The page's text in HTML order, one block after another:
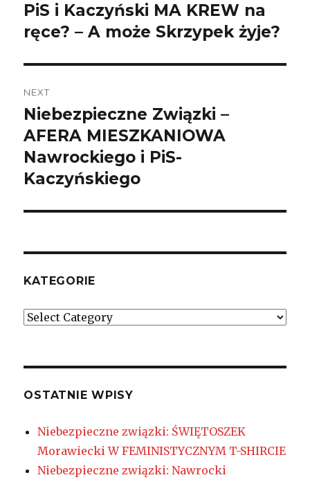
post:
PiS i Kaczyński MA KREW na
ręce? – A może Skrzypek żyje?
NEXT
Next
post:
Niebezpieczne Związki –
AFERA MIESZKANIOWA
Nawrockiego i PiS-
Kaczyńskiego
KATEGORIE
Kategorie
OSTATNIE WPISY
Niebezpieczne związki: ŚWIĘTOSZEK
Morawiecki W FEMINISTYCZNYM T-SHIRCIE
Niebezpieczne związki: Nawrocki